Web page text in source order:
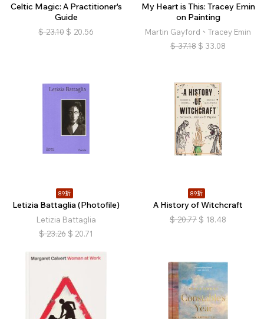
Celtic Magic: A Practitioner's
Guide
$ 23.10 $ 20.56
My Heart is This: Tracey Emin
on Painting
Martin Gayford、Tracey Emin
$ 37.18 $ 33.08
89折
Letizia Battaglia (Photofile)
Letizia Battaglia
$ 23.26 $ 20.71
89折
A History of Witchcraft
$ 20.77 $ 18.48